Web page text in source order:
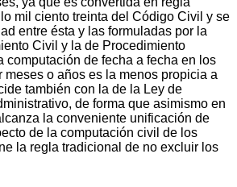
mil ciento treinta del Código Civil y se
entre ésta y las formuladas por la
Civil y la de Procedimiento
computación de fecha a fecha en los
meses o años es la menos propicia a
también con la de la Ley de
de forma que asimismo en
la conveniente unificación de
de la computación civil de los
la regla tradicional de no excluir los